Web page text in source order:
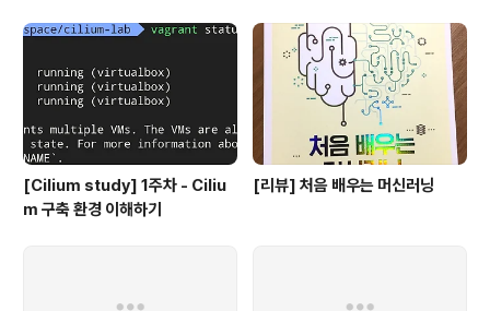
[Cilium study] 1주차 - Ciliu
m 구축 환경 이해하기
[리뷰] 처음 배우는 머신러닝